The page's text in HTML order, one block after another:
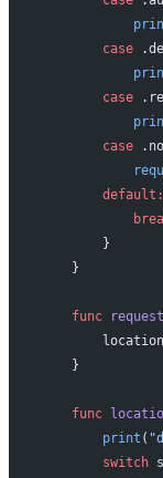
        case
        case
        case
        default:
        }
    }
    func
    }
    func
        print
(
        switch